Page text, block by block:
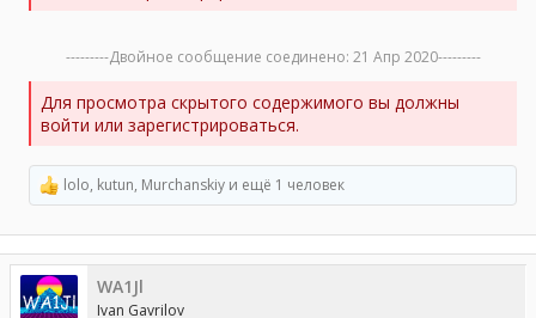
---------Двойное сообщение соединено: 21 Апр 2020---------
Для просмотра скрытого содержимого вы должны
войти или зарегистрироваться.
Р
е
а
к
ц
и
и
lolo, kutun, Murchanskiy и ещё 1 человек
WA1Jl
Ivan Gavrilov